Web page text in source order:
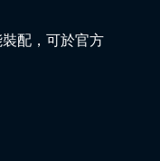
配，可於官方